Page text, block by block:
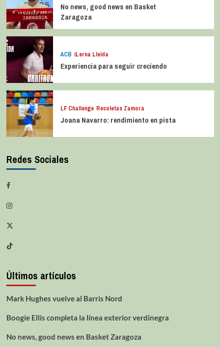
No news, good news en Basket
Zaragoza
ACB iLerna Lleida
Experiencia para seguir creciendo
LF Challenge Recoletas Zamora
Joana Navarro: rendimiento en pista
Redes Sociales
Últimos artículos
Mark Hughes vuelve al Barris Nord
Boogie Ellis completa la línea exterior verdinegra
No news, good news en Basket Zaragoza